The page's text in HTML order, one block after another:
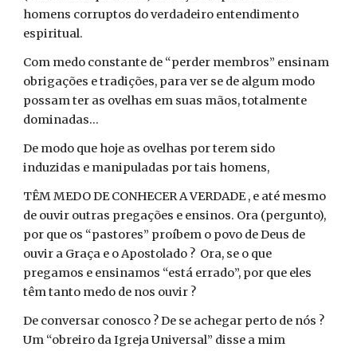
homens corruptos do verdadeiro entendimento
espiritual.
Com medo constante de “perder membros” ensinam
obrigações e tradições, para ver se de algum modo
possam ter as ovelhas em suas mãos, totalmente
dominadas...
De modo que hoje as ovelhas por terem sido
induzidas e manipuladas por tais homens,
TÊM MEDO DE CONHECER A VERDADE , e até mesmo
de ouvir outras pregações e ensinos. Ora (pergunto),
por que os “pastores” proíbem o povo de Deus de
ouvir a Graça e o Apostolado ? Ora, se o que
pregamos e ensinamos “está errado”, por que eles
têm tanto medo de nos ouvir ?
De conversar conosco ? De se achegar perto de nós ?
Um “obreiro da Igreja Universal” disse a mim